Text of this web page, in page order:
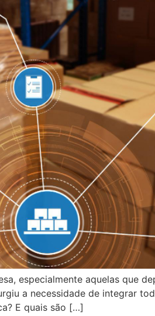
especialmente aquelas que
a necessidade de integrar
E quais são […]